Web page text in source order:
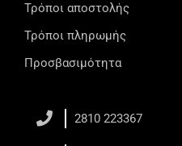
Τρόποι αποστολής
Τρόποι πληρωμής
Προσβασιμότητα
2810 223367